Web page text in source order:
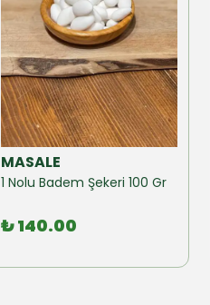
MASALE
1 Nolu Badem Şekeri 100 Gr
₺ 140.00